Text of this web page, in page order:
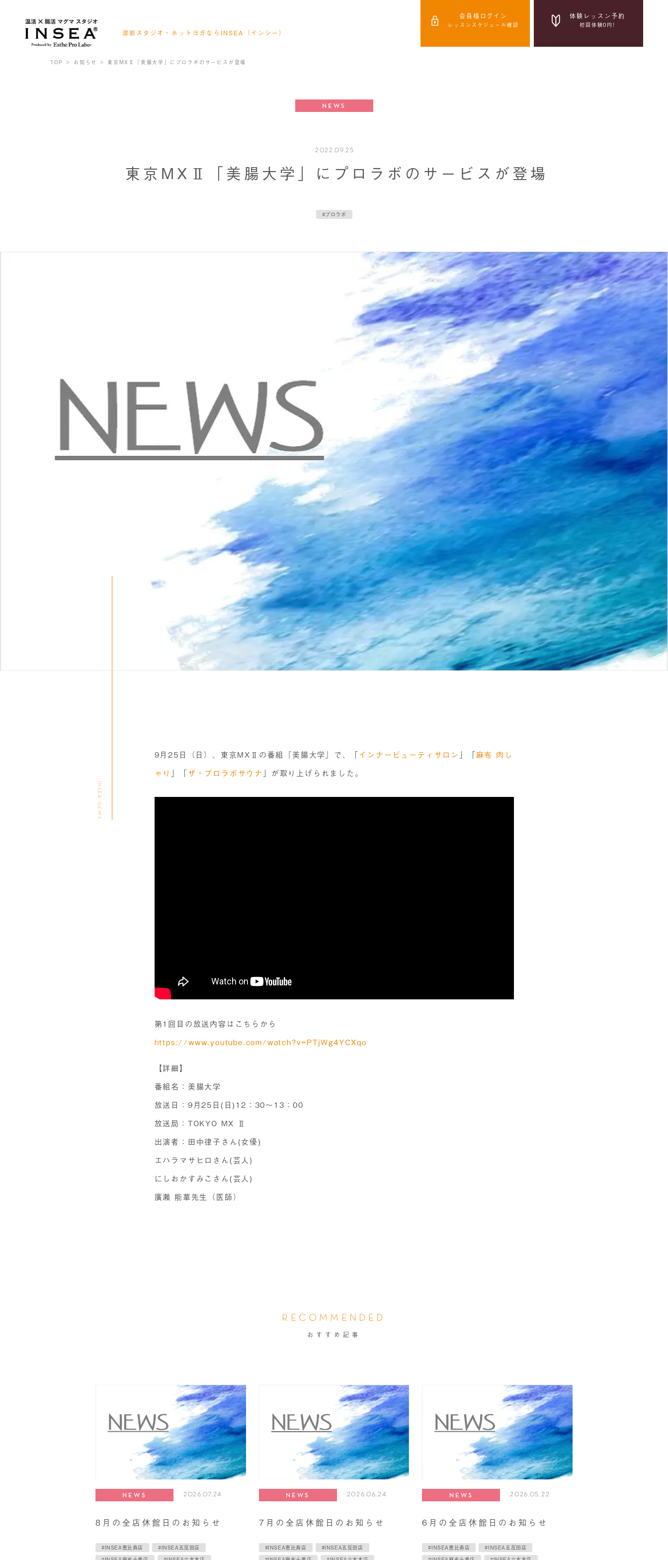
溶岩スタジオ・ホットヨガならINSEA（インシー）
会員様ログイン
レッスンスケジュール確認
体験レッスン予約
初回体験0円!
TOP お知らせ 東京MXⅡ「美腸大学」にプロラボのサービスが登場
NEWS
2022.09.25
東京MXⅡ「美腸大学」にプロラボのサービスが登場
#プロラボ
INSEA NEWS
9月25日（日）、東京MXⅡの番組『美腸大学』で、「インナービューティサロン 」「麻布 肉し
ゃり 」「ザ・プロラボサウナ 」が取り上げられました。
第1回目の放送内容はこちらから
https://www.youtube.com/watch?v=PTjWg4YCXqo
【詳細】
番組名：美腸大学
放送日：9月25日(日)12：30～13：00
放送局：TOKYO MX Ⅱ
出演者：田中律子さん(女優)
エハラマサヒロさん(芸人)
にしおかすみこさん(芸人)
廣瀬 能華先生（医師）
RECOMMENDED
おすすめ記事
NEWS 2026.07.24
8月の全店休館日のお知らせ
#INSEA恵比寿店
#INSEA五反田店
NEWS 2026.06.24
7月の全店休館日のお知らせ
#INSEA恵比寿店
#INSEA五反田店
NEWS 2026.05.22
6月の全店休館日のお知らせ
#INSEA恵比寿店
#INSEA五反田店